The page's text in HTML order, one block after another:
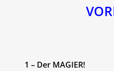
1 – Der MAGIER!